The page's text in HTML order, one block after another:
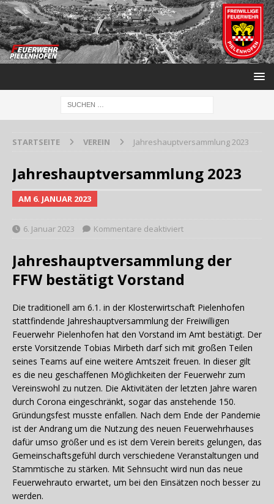
STARTSEITE VEREIN Jahreshauptversammlung 2023
Jahreshauptversammlung 2023
AM 6. JANUAR 2023
6. Januar 2023 Kommentare deaktiviert
Jahreshauptversammlung der
FFW bestätigt Vorstand
Die traditionell am 6.1. in der Klosterwirtschaft Pielenhofen
stattfindende Jahreshauptversammlung der Freiwilligen
Feuerwehr Pielenhofen hat den Vorstand im Amt bestätigt. Der
erste Vorsitzende Tobias Mirbeth darf sich mit großen Teilen
seines Teams auf eine weitere Amtszeit freuen. In dieser gilt
es die neu geschaffenen Möglichkeiten der Feuerwehr zum
Vereinswohl zu nutzen. Die Aktivitäten der letzten Jahre waren
durch Corona eingeschränkt, sogar das anstehende 150.
Gründungsfest musste enfallen. Nach dem Ende der Pandemie
ist der Andrang um die Nutzung des neuen Feuerwehrhauses
dafür umso größer und es ist dem Verein bereits gelungen, das
Gemeinschaftsgefühl durch verschiedene Veranstaltungen und
Stammtische zu stärken. Mit Sehnsucht wird nun das neue
Feuerwehrauto erwartet, um bei den Einsätzen noch besser zu
werden.